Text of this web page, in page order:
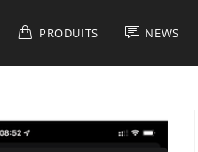
PRODUITS NEWS